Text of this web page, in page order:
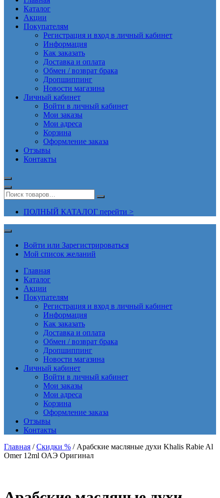
Каталог
Акции
Покупателям
Регистрация и вход в личный кабинет
Информация
Как заказать
Доставка и оплата
Обмен / возврат брака
Дропшиппинг
Новости магазина
Личный кабинет
Войти в личный кабинет
Мои заказы
Мои адреса
Корзина
Оформление заказа
Отзывы
Контакты
ПОЛНЫЙ КАТАЛОГ перейти >
Войти или Зарегистрироваться
Мой список желаний
Главная
Каталог
Акции
Покупателям
Регистрация и вход в личный кабинет
Информация
Как заказать
Доставка и оплата
Обмен / возврат брака
Дропшиппинг
Новости магазина
Личный кабинет
Войти в личный кабинет
Мои заказы
Мои адреса
Корзина
Оформление заказа
Отзывы
Контакты
Главная /Скидки % / Арабские масляные духи Khalis Rabie Al
Omer 12ml ОАЭ Оригинал